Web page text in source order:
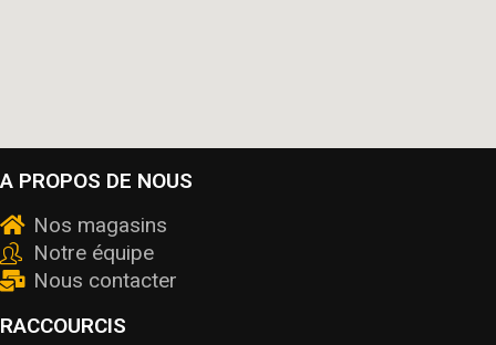
A PROPOS DE NOUS
Nos magasins
Notre équipe
Nous contacter
RACCOURCIS